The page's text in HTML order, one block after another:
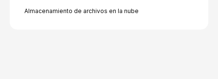
Almacenamiento de archivos en la nube